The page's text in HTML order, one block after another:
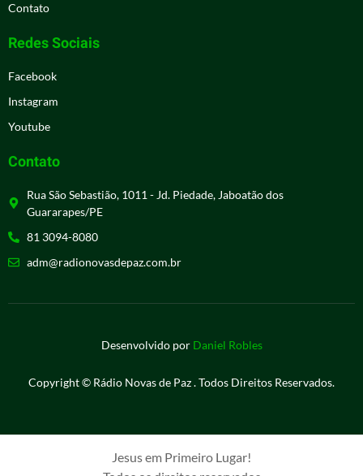
Contato
Redes Sociais
Facebook
Instagram
Youtube
Contato
Rua São Sebastião, 1011 - Jd. Piedade, Jaboatão dos
Guararapes/PE
81 3094-8080
adm@radionovasdepaz.com.br
Desenvolvido por Daniel Robles
Copyright © Rádio Novas de Paz . Todos Direitos Reservados.
Jesus em Primeiro Lugar!